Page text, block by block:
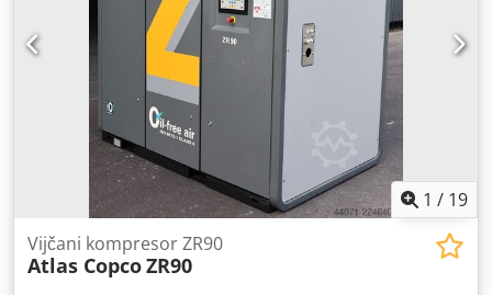
1 / 19
Vijčani kompresor ZR90
Atlas CopcoZR90